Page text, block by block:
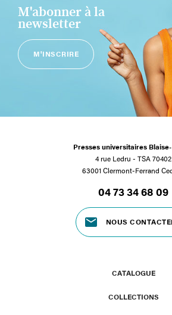
M'abonner à la
newsletter
M'INSCRIRE
Presses universitaires
4 rue Ledru - TSA 70402
63001 Clermont-Ferrand
04 73 34 68 09
NOUS
CATALOGUE
COLLECTIONS